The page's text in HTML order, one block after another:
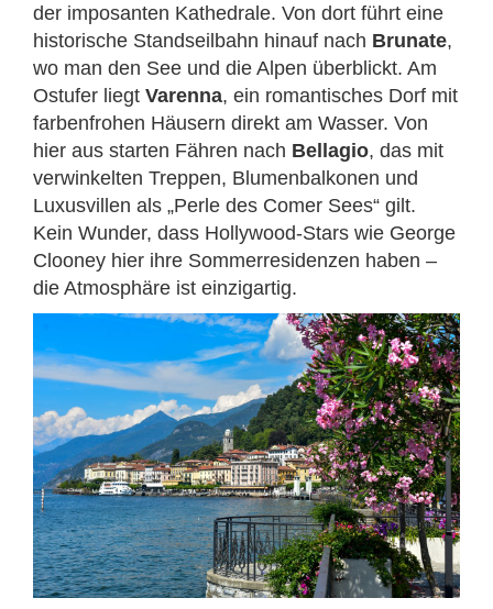
der imposanten Kathedrale. Von dort führt eine
historische Standseilbahn hinauf nach Brunate,
wo man den See und die Alpen überblickt. Am
Ostufer liegt Varenna, ein romantisches Dorf mit
farbenfrohen Häusern direkt am Wasser. Von
hier aus starten Fähren nach Bellagio, das mit
verwinkelten Treppen, Blumenbalkonen und
Luxusvillen als „Perle des Comer Sees“ gilt.
Kein Wunder, dass Hollywood-Stars wie George
Clooney hier ihre Sommerresidenzen haben –
die Atmosphäre ist einzigartig.